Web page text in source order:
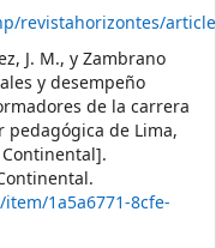
revistahorizontes/
J. M., y Zambrano
y desempeño
de la carrera
pedagógica de Lima,
1a5a6771-8cfe-